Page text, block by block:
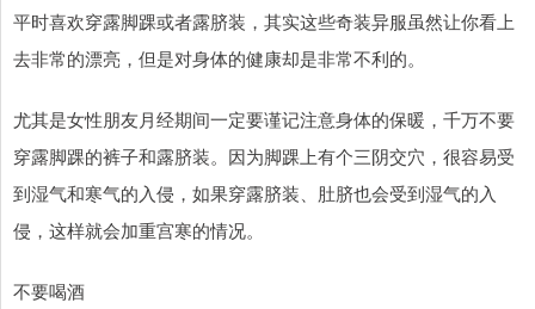
平时喜欢穿露脚踝或者露脐装，其实这些奇装异服虽然让你看上
去非常的漂亮，但是对身体的健康却是非常不利的。
尤其是女性朋友月经期间一定要谨记注意身体的保暖，千万不要
穿露脚踝的裤子和露脐装。因为脚踝上有个三阴交穴，很容易受
到湿气和寒气的入侵，如果穿露脐装、肚脐也会受到湿气的入
侵，这样就会加重宫寒的情况。
不要喝酒